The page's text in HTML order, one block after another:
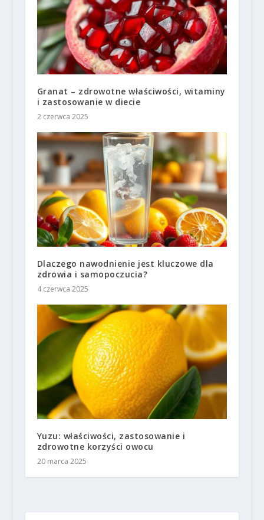
Granat – zdrowotne właściwości, witaminy
i zastosowanie w diecie
2 czerwca 2025
Dlaczego nawodnienie jest kluczowe dla
zdrowia i samopoczucia?
4 czerwca 2025
Yuzu: właściwości, zastosowanie i
zdrowotne korzyści owocu
20 marca 2025